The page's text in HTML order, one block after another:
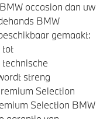
occasion dan uw
BMW
gemaakt:
tot
streng
Selection
Selection BMW